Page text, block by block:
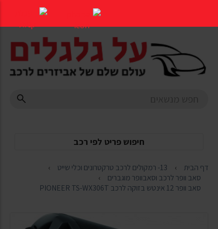
העמוד
חיפוש פריט לפי רכב
דף הבית
13- רמקולים לרכב טרקטרונים וכלי שייט
סאב וופר לרכב וסאבוופר מוגברים
סאב וופר 12 אינטש בזוקה לרכב PIONEER TS-WX306T